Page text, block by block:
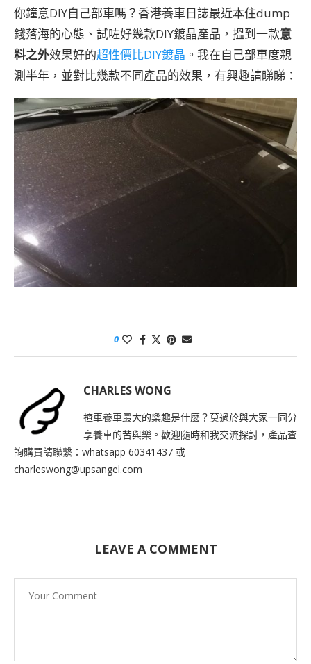
你鐘意DIY自己部車嗎？香港養車日誌最近本住dump
錢落海的心態、試咗好幾款DIY鍍晶產品，搵到一款意
料之外效果好的超性價比DIY鍍晶 。我在自己部車度親
測半年，並對比幾款不同產品的效果，有興趣請睇睇：
0
CHARLES WONG
揸車養車最大的樂趣是什麼？莫過於與大家一同分
享養車的苦與樂。歡迎隨時和我交流探討，產品查
詢購買請聯繫：whatsapp 60341437 或
charleswong@upsangel.com
LEAVE A COMMENT